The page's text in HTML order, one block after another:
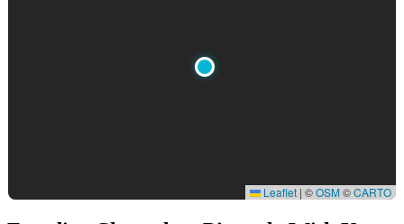
Leaflet | ©OSM©CARTO